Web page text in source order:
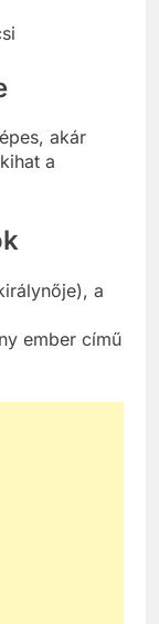
akár
a
a
ember című